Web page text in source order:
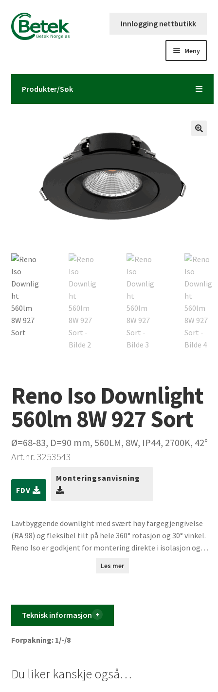
Hopp
til
navigasjon
Hopp
til
innhold
Innlogging nettbutikk
Meny
Forsiden
Om Betek Norge AS
Volumpriser
Reno Iso Downlight
560lm 8W 927 Sort
Ø=68-83, D=90 mm, 560LM, 8W, IP44, 2700K, 42°
Art.nr. 3253543
FDV
Monteringsanvisning
Lavtbyggende downlight med svært høy fargegjengivelse
(RA 98) og fleksibel tilt på hele 360° rotasjon og 30° vinkel.
Reno Iso er godkjent for montering direkte i isolasjon og
Les mer
Teknisk informasjon
Forpakning: 1/-/8
Du liker kanskje også…
Produkter/Søk